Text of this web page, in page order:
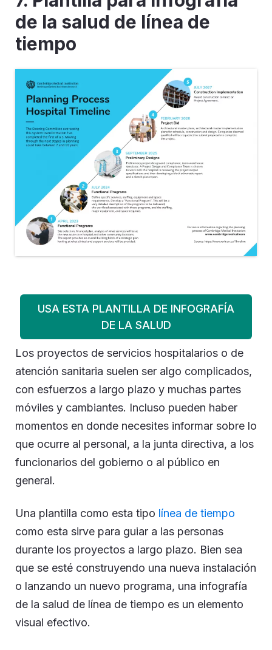
de la salud de línea de
tiempo
USA ESTA PLANTILLA DE INFOGRAFÍA
DE LA SALUD
Los proyectos de servicios hospitalarios o de
atención sanitaria suelen ser algo complicados,
con esfuerzos a largo plazo y muchas partes
móviles y cambiantes. Incluso pueden haber
momentos en donde necesites informar sobre lo
que ocurre al personal, a la junta directiva, a los
funcionarios del gobierno o al público en
general.
Una plantilla como esta tipo línea de tiempo
como esta sirve para guiar a las personas
durante los proyectos a largo plazo. Bien sea
que se esté construyendo una nueva instalación
o lanzando un nuevo programa, una infografía
de la salud de línea de tiempo es un elemento
visual efectivo.